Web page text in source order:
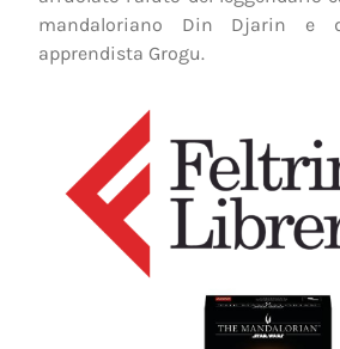
mandaloriano Din Djarin e
apprendista Grogu.